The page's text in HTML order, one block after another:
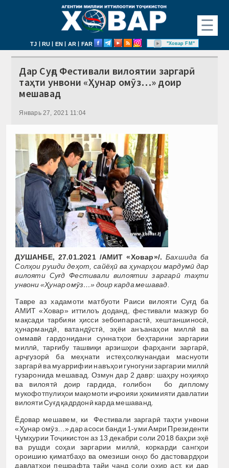
☰
TJ | RU | EN | AR | FAR "Ховар FM"
Дар Суғд Фестивали вилоятии заргарӣ
таҳти унвони «Ҳунар омӯз…» доир
мешавад
Январь 27, 2021 11:04
ДУШАНБЕ, 27.01.2021 /АМИТ «Ховар»/. Бахшида ба
Солҳои рушди деҳот, сайёҳӣ ва ҳунарҳои мардумӣ дар
вилояти Суғд Фестивали вилоятии заргарӣ таҳти
унвони «Ҳунар омӯз…» доир карда мешавад.
Тавре аз хадамоти матбуоти Раиси вилояти Суғд ба
АМИТ «Ховар» иттилоъ доданд, фестивали мазкур бо
мақсади тарбияи ҳисси зебоипарастӣ, хештаншиносӣ,
ҳунармандӣ, ватандӯстӣ, эҳёи анъанаҳои миллӣ ва
оммавӣ гардонидани суннатҳои беҳтарини заргарии
миллӣ, тарғибу ташвиқи арзишҳои фарҳанги заргарӣ,
арҷгузорӣ ба меҳнати истеҳсолкунандаи маснуоти
заргарӣ ва муаррифии навъҳои гуногуни заргарии миллӣ
гузаронида мешавад. Озмун дар 2 давр: шаҳру ноҳияҳо
ва вилоятӣ доир гардида, ғолибон бо диплому
мукофотпулиҳои мақомоти иҷроияи ҳокимияти давлатии
вилояти Суғд қадрдонӣ карда мешаванд.
Ёдовар мешавем, ки Фестивали заргарӣ таҳти унвони
«Ҳунар омӯз…» дар асоси банди 1-уми Амри Президенти
Ҷумҳурии Тоҷикистон аз 13 декабри соли 2018 баҳри эҳё
ва рушди соҳаи заргарии миллӣ, коркарди сангҳои
ороишию қиматбаҳо ва омезиши онҳо бо дастовардҳои
давлатҳои пешрафта тайи чанд соли охир аст, ки дар